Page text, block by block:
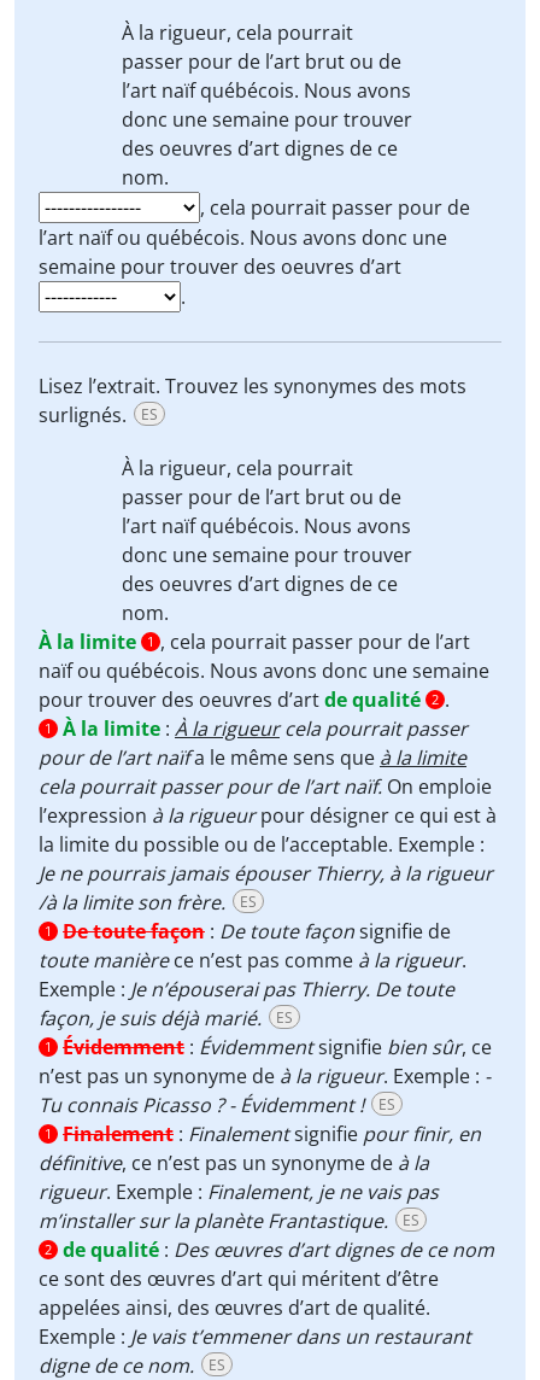
À la rigueur, cela pourrait
passer pour de l’art brut ou de
l’art naïf québécois. Nous avons
donc une semaine pour trouver
des oeuvres d’art dignes de ce
nom.
, cela pourrait passer pour de
l’art naïf ou québécois. Nous avons donc une
semaine pour trouver des oeuvres d’art
.
Lisez l’extrait. Trouvez les synonymes des mots
surlignés.
ES
À la rigueur, cela pourrait
passer pour de l’art brut ou de
l’art naïf québécois. Nous avons
donc une semaine pour trouver
des oeuvres d’art dignes de ce
nom.
À la limite
1 , cela pourrait passer pour de l’art
naïf ou québécois. Nous avons donc une semaine
pour trouver des oeuvres d’artde qualité 2 .
1 À la limite : À la rigueurcela pourrait passer
pour de l’art naïfa le même sens que à la limite
cela pourrait passer pour de l’art naïf. On emploie
l’expression à la rigueurpour désigner ce qui est à
la limite du possible ou de l’acceptable. Exemple :
Je ne pourrais jamais épouser Thierry, à la rigueur
/à la limite son frère.
ES
1 De toute façon : De toute façonsignifie de
toute manièrece n’est pas comme à la rigueur.
Exemple : Je n’épouserai pas Thierry. De toute
façon, je suis déjà marié.
ES
1 Évidemment : Évidemmentsignifie bien sûr, ce
n’est pas un synonyme de à la rigueur. Exemple : -
Tu connais Picasso ? - Évidemment !
ES
1 Finalement : Finalementsignifie pour finir, en
définitive, ce n’est pas un synonyme de à la
rigueur. Exemple : Finalement, je ne vais pas
m’installer sur la planète Frantastique.
ES
2 de qualité : Des œuvres d’art dignes de ce nom
ce sont des œuvres d’art qui méritent d’être
appelées ainsi, des œuvres d’art de qualité.
Exemple : Je vais t’emmener dans un restaurant
digne de ce nom.
ES